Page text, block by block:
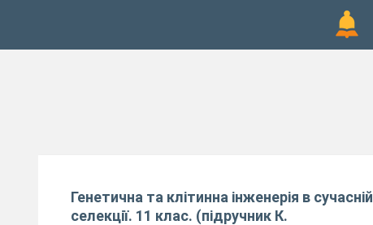
Генетична та клітинна інженерія в сучасній
селекції. 11 клас. (підручник К.